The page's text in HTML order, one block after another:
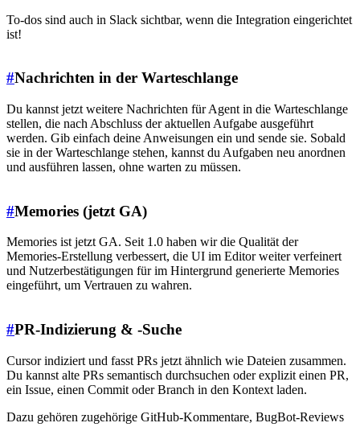
To-dos sind auch in Slack sichtbar, wenn die Integration eingerichtet
ist!
#Nachrichten in der Warteschlange
Du kannst jetzt weitere Nachrichten für Agent in die Warteschlange
stellen, die nach Abschluss der aktuellen Aufgabe ausgeführt
werden. Gib einfach deine Anweisungen ein und sende sie. Sobald
sie in der Warteschlange stehen, kannst du Aufgaben neu anordnen
und ausführen lassen, ohne warten zu müssen.
#Memories (jetzt GA)
Memories ist jetzt GA. Seit 1.0 haben wir die Qualität der
Memories-Erstellung verbessert, die UI im Editor weiter verfeinert
und Nutzerbestätigungen für im Hintergrund generierte Memories
eingeführt, um Vertrauen zu wahren.
#PR-Indizierung & -Suche
Cursor indiziert und fasst PRs jetzt ähnlich wie Dateien zusammen.
Du kannst alte PRs semantisch durchsuchen oder explizit einen PR,
ein Issue, einen Commit oder Branch in den Kontext laden.
Dazu gehören zugehörige GitHub-Kommentare, BugBot-Reviews